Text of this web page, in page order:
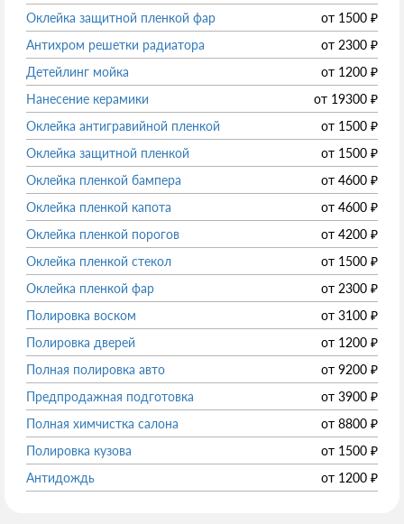
Оклейка защитной пленкой фар
от 1500 ₽
Антихром решетки радиатора
от 2300 ₽
Детейлинг мойка
от 1200 ₽
Нанесение керамики
от 19300 ₽
Оклейка антигравийной пленкой
от 1500 ₽
Оклейка защитной пленкой
от 1500 ₽
Оклейка пленкой бампера
от 4600 ₽
Оклейка пленкой капота
от 4600 ₽
Оклейка пленкой порогов
от 4200 ₽
Оклейка пленкой стекол
от 1500 ₽
Оклейка пленкой фар
от 2300 ₽
Полировка воском
от 3100 ₽
Полировка дверей
от 1200 ₽
Полная полировка авто
от 9200 ₽
Предпродажная подготовка
от 3900 ₽
Полная химчистка салона
от 8800 ₽
Полировка кузова
от 1500 ₽
Антидождь
от 1200 ₽